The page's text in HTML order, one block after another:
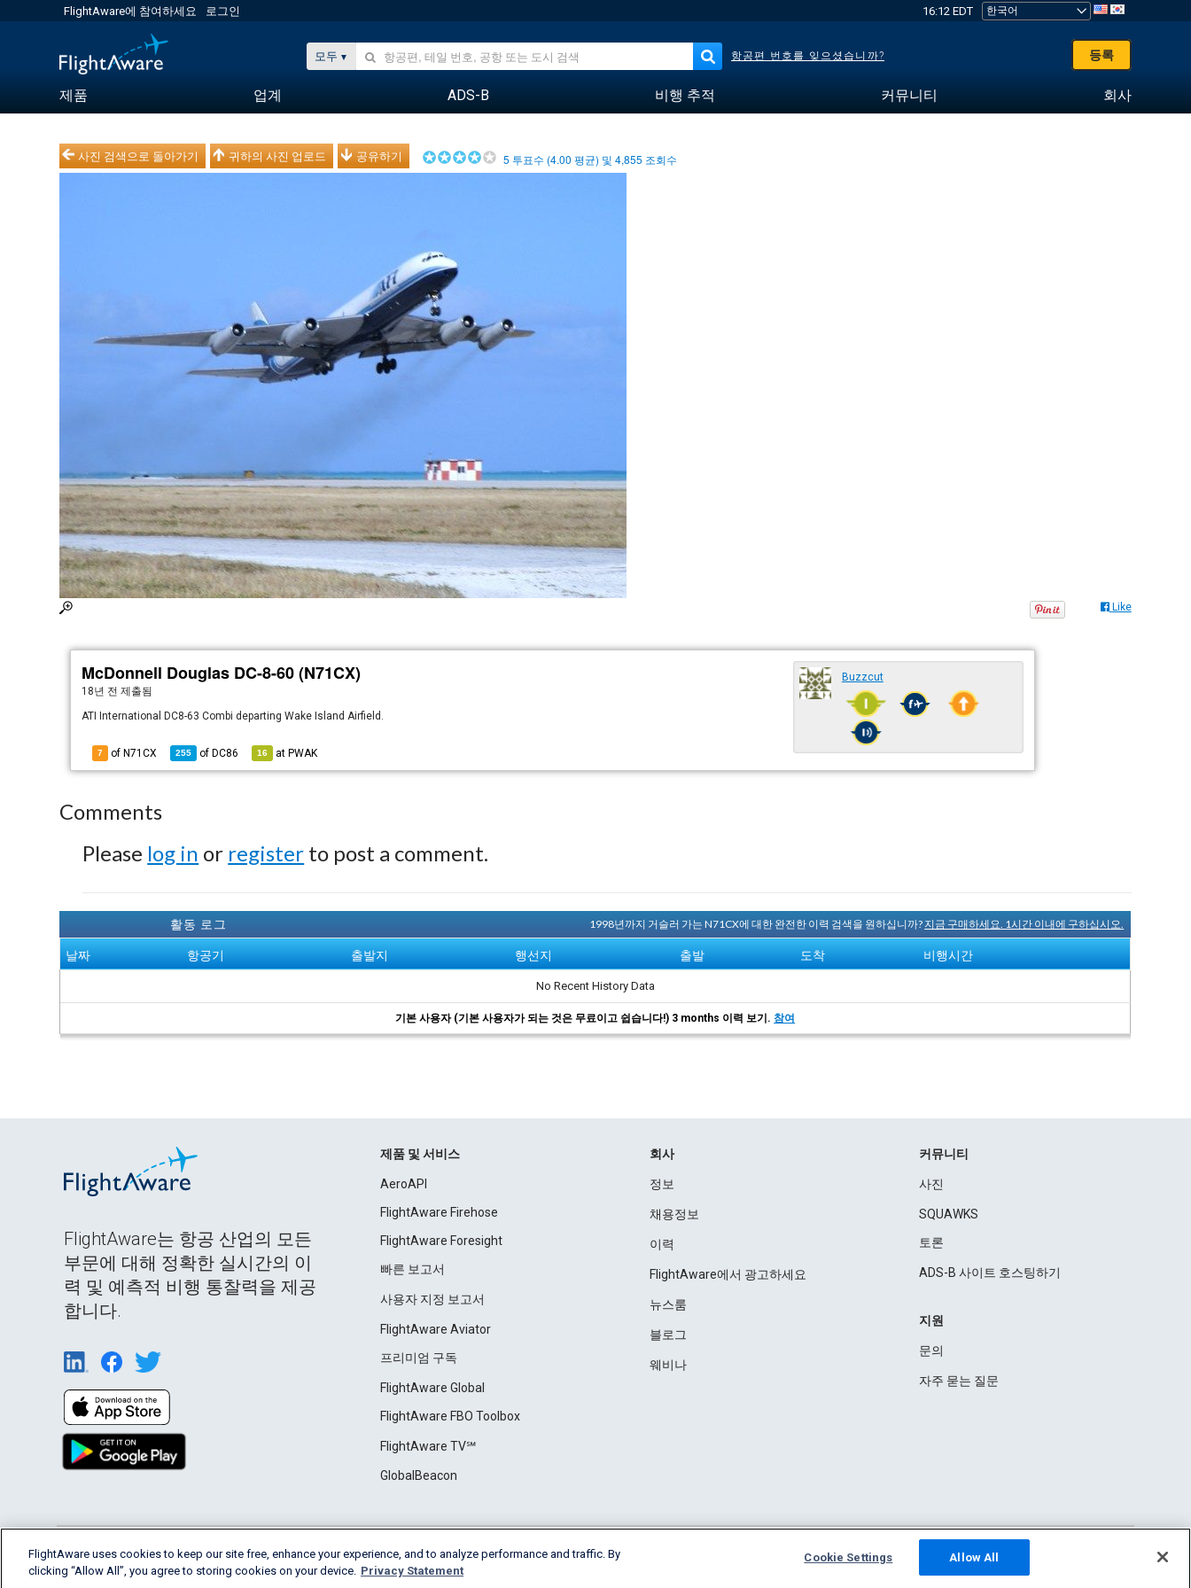
FlightAware에 참여하세요 로그인 16:12 EDT
모두 항공편 번호를 잊으셨습니까? 등록
제품 업계 ADS-B 비행 추적 커뮤니티 회사
사진 검색으로 돌아가기 귀하의 사진 업로드 공유하기 5 투표수 (4.00 평균) 및4,855 조회수
Like
McDonnell Douglas DC-8-60 (N71CX)
18년 전 제출됨
ATI International DC8-63 Combi departing Wake Island Airfield.
7 of N71CX 255 of DC86 16 at PWAK
Buzzcut
Comments
Please log in or register to post a comment.
활동 로그 1998년까지 거슬러 가는 N71CX에 대한 완전한 이력 검색을 원하십니까? 지금 구매하세요. 1시간 이내에 구하십시오.
날짜 항공기 출발지 행선지 출발 도착 비행시간
No Recent History Data
기본 사용자 (기본 사용자가 되는 것은 무료이고 쉽습니다!) 3 months 이력 보기.참여
FlightAware는 항공 산업의 모든
부문에 대해 정확한 실시간의 이
력 및 예측적 비행 통찰력을 제공
합니다.
제품 및 서비스
AeroAPI
FlightAware Firehose
FlightAware Foresight
빠른 보고서
사용자 지정 보고서
FlightAware Aviator
프리미엄 구독
FlightAware Global
FlightAware FBO Toolbox
FlightAware TV℠
GlobalBeacon
회사
정보
채용정보
이력
FlightAware에서 광고하세요
뉴스룸
블로그
웨비나
커뮤니티
사진
SQUAWKS
토론
ADS-B 사이트 호스팅하기
지원
문의
자주 묻는 질문
English (USA) 2026 FlightAware Terms of Use Privacy Cookie Settings
FlightAware uses cookies to keep our site free, enhance your experience, and to analyze performance and traffic. By
clicking “Allow All”, you agree to storing cookies on your device. Privacy Statement
Cookie Settings Allow All